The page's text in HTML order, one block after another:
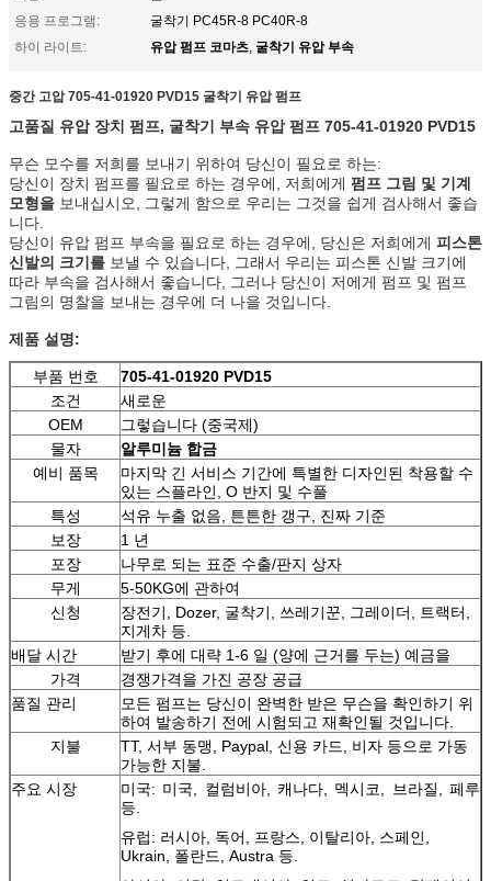
응용 프로그램:
굴착기 PC45R-8 PC40R-8
하이 라이트:
유압 펌프 코마츠, 굴착기 유압 부속
중간 고압 705-41-01920 PVD15 굴착기 유압 펌프
고품질 유압 장치 펌프, 굴착기 부속 유압 펌프 705-41-01920 PVD15
무슨 모수를 저희를 보내기 위하여 당신이 필요로 하는:
당신이 장치 펌프를 필요로 하는 경우에, 저희에게 펌프 그림 및 기계
모형을 보내십시오, 그렇게 함으로 우리는 그것을 쉽게 검사해서 좋습
니다.
당신이 유압 펌프 부속을 필요로 하는 경우에, 당신은 저희에게 피스톤
신발의 크기를 보낼 수 있습니다, 그래서 우리는 피스톤 신발 크기에
따라 부속을 검사해서 좋습니다, 그러나 당신이 저에게 펌프 및 펌프
그림의 명찰을 보내는 경우에 더 나을 것입니다.
제품 설명:
부품 번호
705-41-01920 PVD15
조건
새로운
OEM
그렇습니다 (중국제)
물자
알루미늄 합금
예비 품목
마지막 긴 서비스 기간에 특별한 디자인된 착용할 수
있는 스플라인, O 반지 및 수풀
특성
석유 누출 없음, 튼튼한 갱구, 진짜 기준
보장
1 년
포장
나무로 되는 표준 수출/판지 상자
무게
5-50KG에 관하여
신청
장전기, Dozer, 굴착기, 쓰레기꾼, 그레이더, 트랙터,
지게차 등.
배달 시간
받기 후에 대략 1-6 일 (양에 근거를 두는) 예금을
가격
경쟁가격을 가진 공장 공급
품질 관리
모든 펌프는 당신이 완벽한 받은 무슨을 확인하기 위
하여 발송하기 전에 시험되고 재확인될 것입니다.
지불
TT, 서부 동맹, Paypal, 신용 카드, 비자 등으로 가동
가능한 지불.
주요 시장
미국: 미국, 컬럼비아, 캐나다, 멕시코, 브라질, 페루
등.
유럽: 러시아, 독어, 프랑스, 이탈리아, 스페인,
Ukrain, 폴란드, Austra 등.